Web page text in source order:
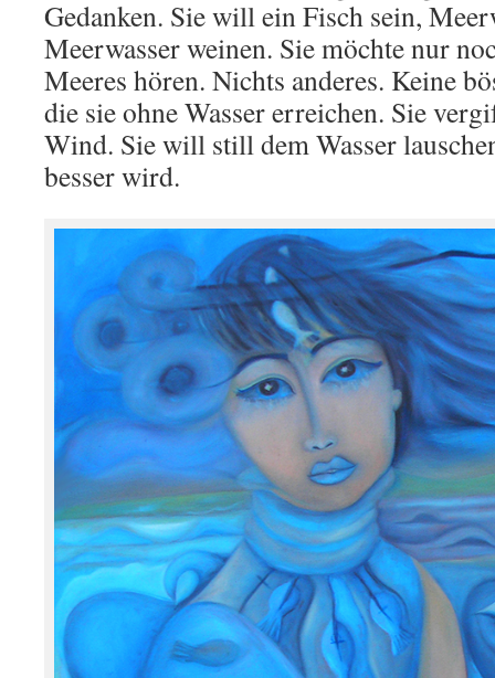
Gedanken. Sie will ein Fisch sein,
Meerwasser weinen. Sie möchte nur
Meeres hören. Nichts anderes. Keine
die sie ohne Wasser erreichen. Sie
Wind. Sie will still dem Wasser
besser wird.